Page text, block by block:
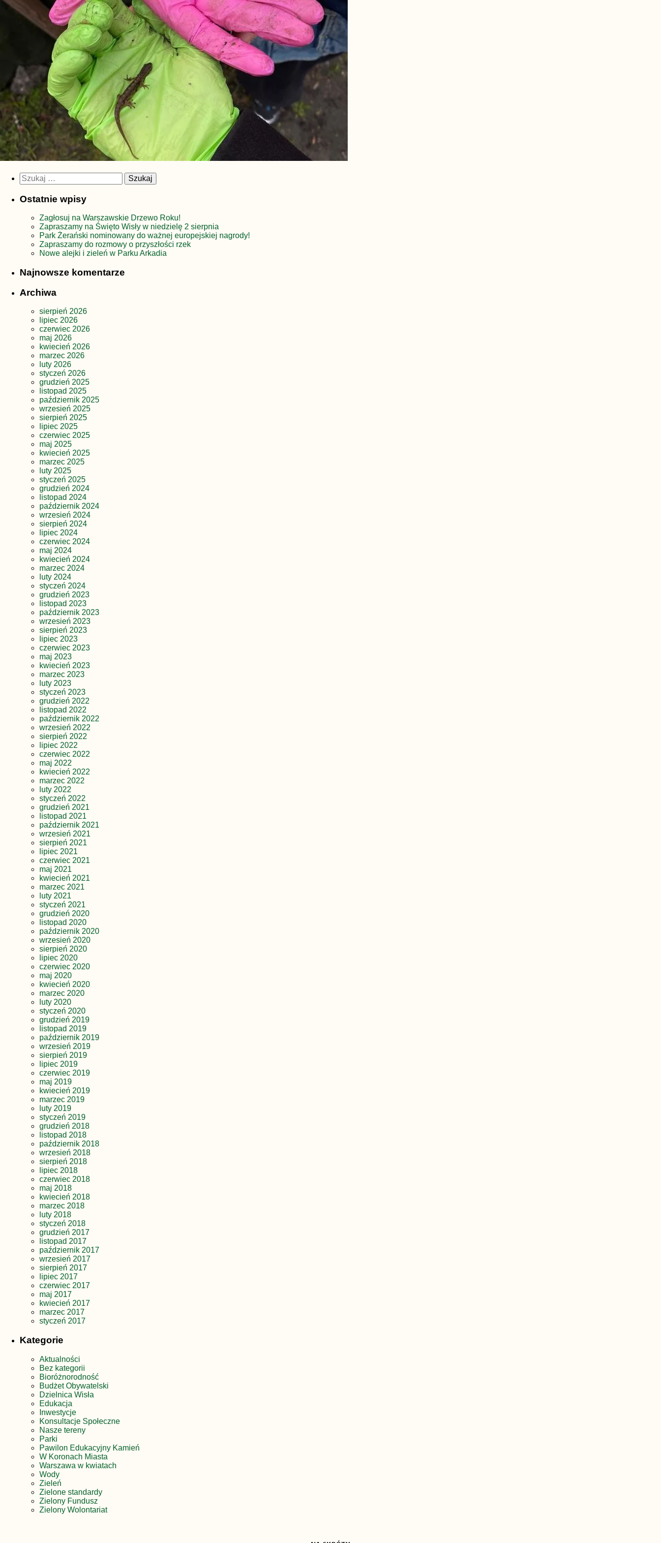
Szukaj:
Ostatnie wpisy
Zagłosuj na Warszawskie Drzewo Roku!
Zapraszamy na Święto Wisły w niedzielę 2 sierpnia
Park Żerański nominowany do ważnej europejskiej nagrody!
Zapraszamy do rozmowy o przyszłości rzek
Nowe alejki i zieleń w Parku Arkadia
Najnowsze komentarze
Archiwa
sierpień 2026
lipiec 2026
czerwiec 2026
maj 2026
kwiecień 2026
marzec 2026
luty 2026
styczeń 2026
grudzień 2025
listopad 2025
październik 2025
wrzesień 2025
sierpień 2025
lipiec 2025
czerwiec 2025
maj 2025
kwiecień 2025
marzec 2025
luty 2025
styczeń 2025
grudzień 2024
listopad 2024
październik 2024
wrzesień 2024
sierpień 2024
lipiec 2024
czerwiec 2024
maj 2024
kwiecień 2024
marzec 2024
luty 2024
styczeń 2024
grudzień 2023
listopad 2023
październik 2023
wrzesień 2023
sierpień 2023
lipiec 2023
czerwiec 2023
maj 2023
kwiecień 2023
marzec 2023
luty 2023
styczeń 2023
grudzień 2022
listopad 2022
październik 2022
wrzesień 2022
sierpień 2022
lipiec 2022
czerwiec 2022
maj 2022
kwiecień 2022
marzec 2022
luty 2022
styczeń 2022
grudzień 2021
listopad 2021
październik 2021
wrzesień 2021
sierpień 2021
lipiec 2021
czerwiec 2021
maj 2021
kwiecień 2021
marzec 2021
luty 2021
styczeń 2021
grudzień 2020
listopad 2020
październik 2020
wrzesień 2020
sierpień 2020
lipiec 2020
czerwiec 2020
maj 2020
kwiecień 2020
marzec 2020
luty 2020
styczeń 2020
grudzień 2019
listopad 2019
październik 2019
wrzesień 2019
sierpień 2019
lipiec 2019
czerwiec 2019
maj 2019
kwiecień 2019
marzec 2019
luty 2019
styczeń 2019
grudzień 2018
listopad 2018
październik 2018
wrzesień 2018
sierpień 2018
lipiec 2018
czerwiec 2018
maj 2018
kwiecień 2018
marzec 2018
luty 2018
styczeń 2018
grudzień 2017
listopad 2017
październik 2017
wrzesień 2017
sierpień 2017
lipiec 2017
czerwiec 2017
maj 2017
kwiecień 2017
marzec 2017
styczeń 2017
Kategorie
Aktualności
Bez kategorii
Bioróżnorodność
Budżet Obywatelski
Dzielnica Wisła
Edukacja
Inwestycje
Konsultacje Społeczne
Nasze tereny
Parki
Pawilon Edukacyjny Kamień
W Koronach Miasta
Warszawa w kwiatach
Wody
Zieleń
Zielone standardy
Zielony Fundusz
Zielony Wolontariat